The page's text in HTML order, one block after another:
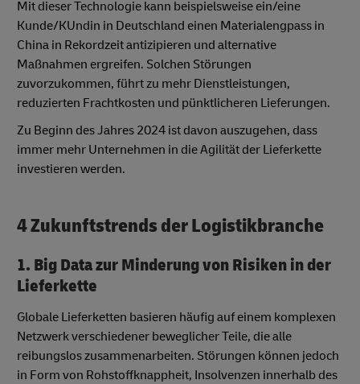
Mit dieser Technologie kann beispielsweise ein/eine
Kunde/KUndin in Deutschland einen Materialengpass in
China in Rekordzeit antizipieren und alternative
Maßnahmen ergreifen. Solchen Störungen
zuvorzukommen, führt zu mehr Dienstleistungen,
reduzierten Frachtkosten und pünktlicheren Lieferungen.
Zu Beginn des Jahres 2024 ist davon auszugehen, dass
immer mehr Unternehmen in die Agilität der Lieferkette
investieren werden.
4 Zukunftstrends der Logistikbranche
1. Big Data zur Minderung von Risiken in der
Lieferkette
Globale Lieferketten basieren häufig auf einem komplexen
Netzwerk verschiedener beweglicher Teile, die alle
reibungslos zusammenarbeiten. Störungen können jedoch
in Form von Rohstoffknappheit, Insolvenzen innerhalb des